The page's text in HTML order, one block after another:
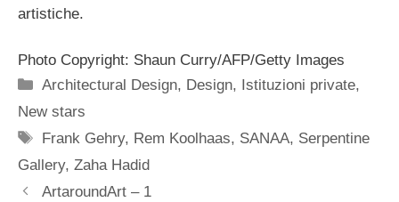
artistiche.
Photo Copyright: Shaun Curry/AFP/Getty Images
Categorie
Architectural Design, Design, Istituzioni private,
New stars
Tag
Frank Gehry, Rem Koolhaas, SANAA, Serpentine
Gallery, Zaha Hadid
ArtaroundArt – 1